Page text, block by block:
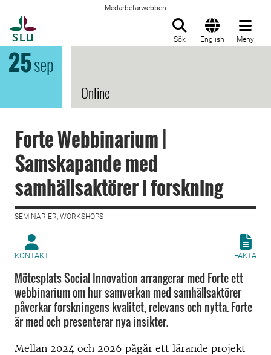
Medarbetarwebben
Sök English Meny
25sep
Online
Forte Webbinarium |
Samskapande med
samhällsaktörer i forskning
SEMINARIER, WORKSHOPS |
KONTAKT FAKTA
Mötesplats Social Innovation arrangerar med Forte ett
webbinarium om hur samverkan med samhällsaktörer
påverkar forskningens kvalitet, relevans och nytta. Forte
är med och presenterar nya insikter.
Mellan 2024 och 2026 pågår ett lärande projekt